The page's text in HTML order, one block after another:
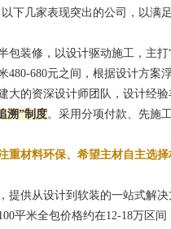
下几家表现突出的公司，以满
包装修，以设计驱动施工，主打
480-680元之间，根据设计方案
大的资深设计师团队，设计经
溯”制度。采用分项付款、先施
重材料环保、希望主材自主选
提供从设计到软装的一站式解决
平米全包价格约在12-18万区间